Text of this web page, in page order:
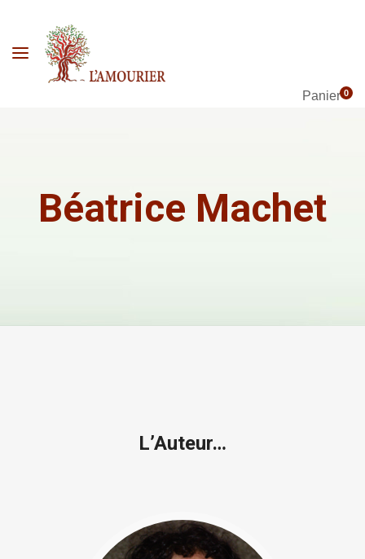
Panier0
Béatrice Machet
L’Auteur…